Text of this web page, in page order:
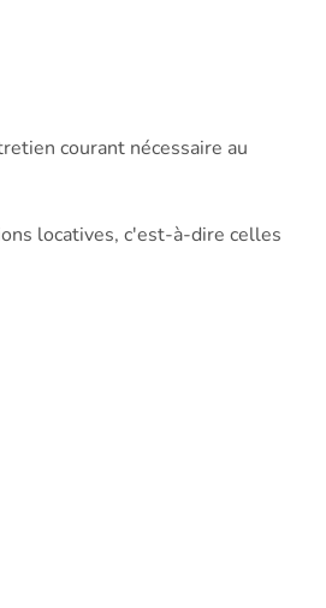
courant nécessaire au
locatives, c'est-à-dire celles